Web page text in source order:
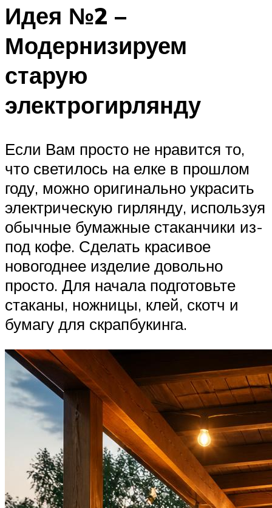
Идея №2 –
Модернизируем
старую
электрогирлянду
Если Вам просто не нравится то,
что светилось на елке в прошлом
году, можно оригинально украсить
электрическую гирлянду, используя
обычные бумажные стаканчики из-
под кофе. Сделать красивое
новогоднее изделие довольно
просто. Для начала подготовьте
стаканы, ножницы, клей, скотч и
бумагу для скрапбукинга.